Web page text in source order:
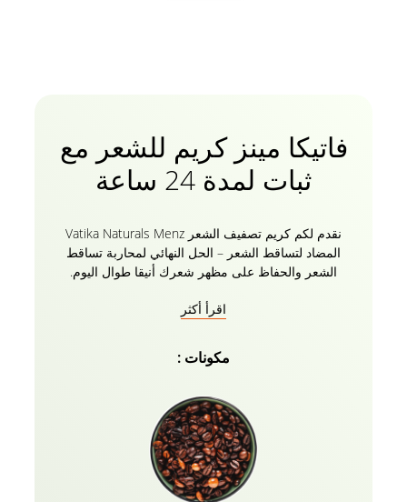
فاتيكا مينز كريم للشعر مع
ثبات لمدة 24 ساعة
نقدم لكم كريم تصفيف الشعر Vatika Naturals Menz
المضاد لتساقط الشعر – الحل النهائي لمحاربة تساقط
الشعر والحفاظ على مظهر شعرك أنيقا طوال اليوم.
القهوة التي تعمل بعمق في فروة رأسك لتقوية بصيلات
الشعر المبتكر هذا على مستخلصات طبيعية من طين
البنتونيت ، والتي لا تساعدك فقط على إنشاء تسريحة
التسبب في أي ضرر لشعرك. سواء كنت تبحثين عن مظهر
أنيق ومصقول أو تسريحة مشدودة ومزخرفة ، يمكن أن
يساعدك كريم تصفيف الشعر هذا في تحقيق ذلك. بفضل
تركيبته اللطيفة ، يمكنك أن تطمئن إلى أن شعرك سيبقى
في مكانه دون الشعور باللزوجة أو الوزن. اكتشف جودة
اقرأ أكثر
مكونات :